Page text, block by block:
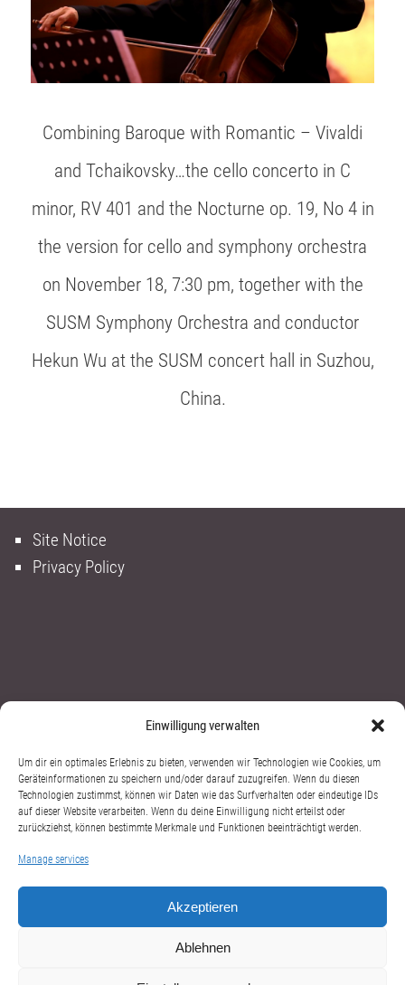
Einwilligung verwalten
Um dir ein optimales Erlebnis zu bieten, verwenden wir Technologien wie Cookies, um
Geräteinformationen zu speichern und/oder darauf zuzugreifen. Wenn du diesen
Technologien zustimmst, können wir Daten wie das Surfverhalten oder eindeutige IDs
auf dieser Website verarbeiten. Wenn du deine Einwilligung nicht erteilst oder
zurückziehst, können bestimmte Merkmale und Funktionen beeinträchtigt werden.
Manage services
Akzeptieren
Ablehnen
Combining Baroque with Romantic – Vivaldi
and Tchaikovsky…the cello concerto in C
minor, RV 401 and the Nocturne op. 19, No 4 in
the version for cello and symphony orchestra
on November 18, 7:30 pm, together with the
SUSM Symphony Orchestra and conductor
Hekun Wu at the SUSM concert hall in Suzhou,
China.
Site Notice
Privacy Policy
Contact:
+49 1631 320780
cello@alexandersuleiman.com